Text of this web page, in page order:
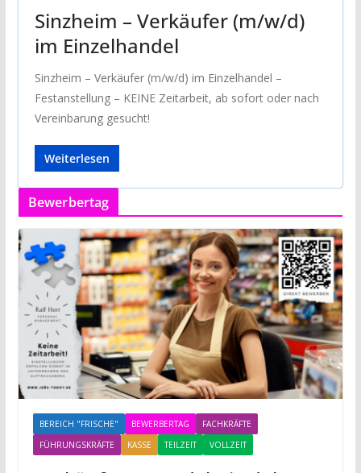
Sinzheim – Verkäufer (m/w/d)
im Einzelhandel
Sinzheim – Verkäufer (m/w/d) im Einzelhandel –
Festanstellung – KEINE Zeitarbeit, ab sofort oder nach
Vereinbarung gesucht!
Weiterlesen
Bewerbertag
BEREICH "FRISCHE" BEWERBERTAG
FACHKRÄFTE
FÜHRUNGSKRÄFTE
KASSE TEILZEIT VOLLZEIT